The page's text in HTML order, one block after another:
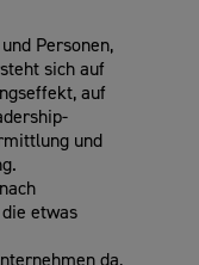
Personen,
sich auf
auf
und
etwas
da,